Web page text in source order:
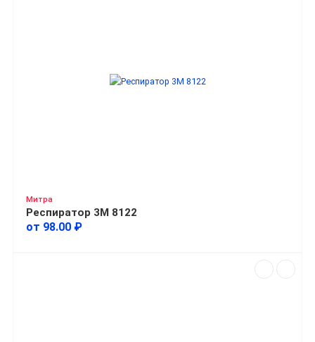
Митра
Респиратор 3М 8122
от 98.00 ₽